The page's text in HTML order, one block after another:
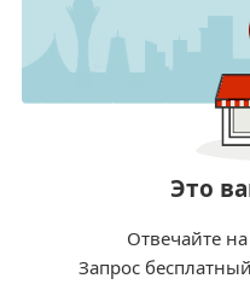
Это
Отвечайте
Запрос